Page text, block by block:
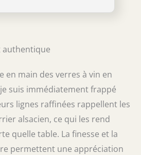
à la main sublimera votre
bouche. Ils sont conçus pour
et passent au lave
sont Made in France et
signé de notre marque
: Klein 54120 Baccarat France
l'Artisan du Cristal fait
et un savoir-faire
siècle.
authentique
en main des verres à vin en
suis immédiatement frappé
lignes raffinées rappellent les
alsacien, ce qui les rend
quelle table. La finesse et la
permettent une appréciation